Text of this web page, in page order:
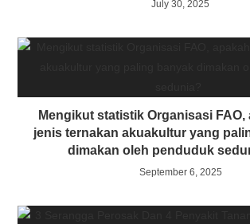
July 30, 2025
Mengikut statistik Organisasi FAO,
jenis ternakan akuakultur yang
dimakan oleh penduduk
September 6, 2025